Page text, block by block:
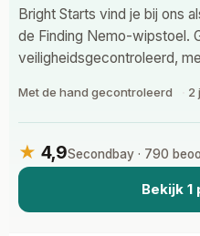
Bright Starts vind je bij ons
de Finding Nemo-wipstoel.
veiligheidsgecontroleerd,
Met de hand gecontroleerd 2
★ 4,9Secondbay · 790
Bekijk